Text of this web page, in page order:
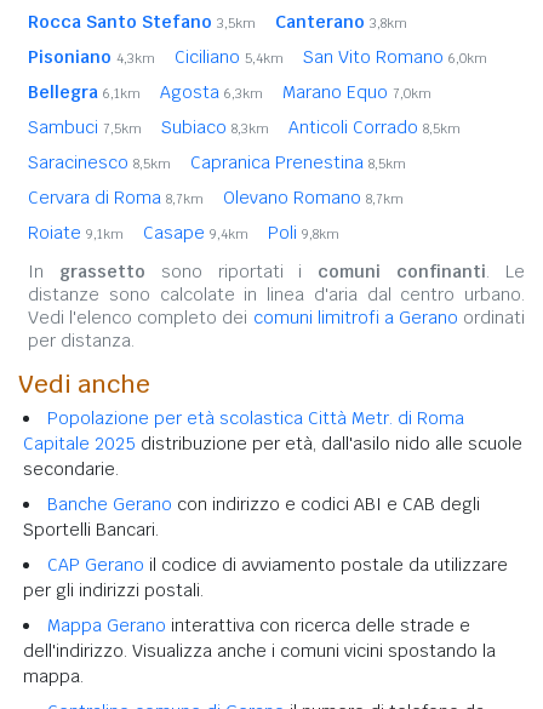
Rocca Santo Stefano 3,5km Canterano 3,8km
Pisoniano 4,3km Ciciliano 5,4km San Vito Romano 6,0km
Bellegra 6,1km Agosta 6,3km Marano Equo 7,0km
Sambuci 7,5km Subiaco 8,3km Anticoli Corrado 8,5km
Saracinesco 8,5km Capranica Prenestina 8,5km
Cervara di Roma 8,7km Olevano Romano 8,7km
Roiate 9,1km Casape 9,4km Poli 9,8km
In grassetto sono riportati i comuni confinanti. Le
distanze sono calcolate in linea d'aria dal centro urbano.
Vedi l'elenco completo dei comuni limitrofi a Gerano ordinati
per distanza.
Vedi anche
Popolazione per età scolastica Città Metr. di Roma
Capitale 2025 distribuzione per età, dall'asilo nido alle scuole
secondarie.
Banche Gerano con indirizzo e codici ABI e CAB degli
Sportelli Bancari.
CAP Gerano il codice di avviamento postale da utilizzare
per gli indirizzi postali.
Mappa Gerano interattiva con ricerca delle strade e
dell'indirizzo. Visualizza anche i comuni vicini spostando la
mappa.